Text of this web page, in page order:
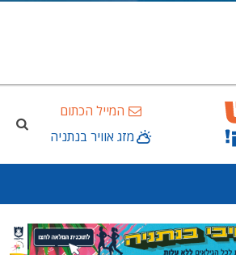
המייל הכתום
מזג אוויר בנתניה